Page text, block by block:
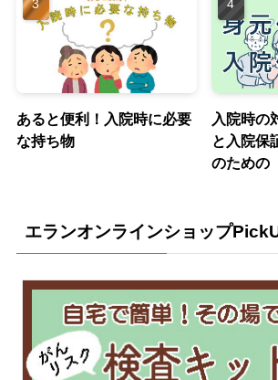
あると便利！入院時に必要
な持ち物
入院時の
と入院保
のため
エランオンラインショップ